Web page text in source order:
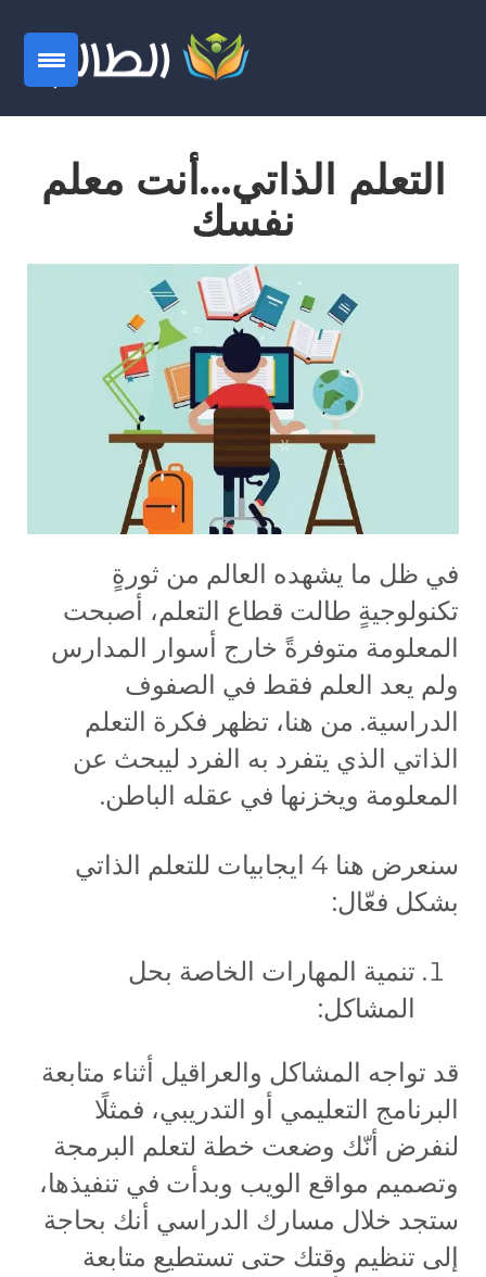
التعلم الذاتي…أنت معلم
نفسك
في ظل ما يشهده العالم من ثورةٍ
تكنولوجيةٍ طالت قطاع التعلم، أصبحت
المعلومة متوفرةً خارج أسوار المدارس
ولم يعد العلم فقط في الصفوف
الدراسية. من هنا، تظهر فكرة التعلم
الذاتي الذي يتفرد به الفرد ليبحث عن
المعلومة ويخزنها في عقله الباطن.
سنعرض هنا 4 ايجابيات للتعلم الذاتي
بشكل فعّال:
تنمية المهارات الخاصة بحل
المشاكل:
قد تواجه المشاكل والعراقيل أثناء متابعة
البرنامج التعليمي أو التدريبي، فمثلًا
لنفرض أنّك وضعت خطة لتعلم البرمجة
وتصميم مواقع الويب وبدأت في تنفيذها،
ستجد خلال مسارك الدراسي أنك بحاجة
إلى تنظيم وقتك حتى تستطيع متابعة